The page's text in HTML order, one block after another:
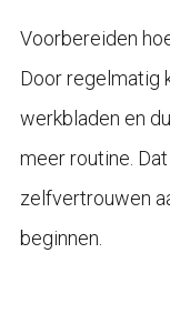
Voorbereiden
Door regelmatig
werkbladen en
meer routine.
zelfvertrouwen
beginnen.